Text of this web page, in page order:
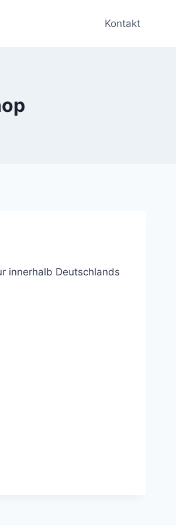
Kontakt
innerhalb Deutschlands